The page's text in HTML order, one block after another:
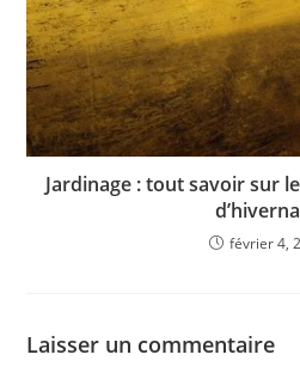
Jardinage : tout savoir sur
février 4,
Laisser un commentaire